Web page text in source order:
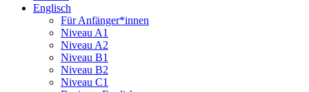
Englisch
Für Anfänger*innen
Niveau A1
Niveau A2
Niveau B1
Niveau B2
Niveau C1